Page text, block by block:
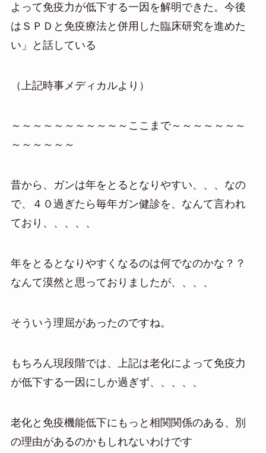
よって免疫力が低下する一因を解明できた。今後
はＳＰＤと免疫療法と併用した臨床研究を進めた
い」と話している
（上記時事メディカルより）
～～～～～～～～～～～ここまで～～～～～～～
～～～～～～
昔から、ガンは年をとるとなりやすい、、、なの
で、４０過ぎたら毎年ガン健診を、なんて言われ
ており、、、、、
年をとるとなりやすくなるのは何でなのかな？？
なんて漠然と思っておりましたが、、、、
そういう理屈があったのですね。
もちろん現段階では、上記は老化によって免疫力
が低下する一因にしか過ぎず、、、、、
老化と免疫機能低下にもっと相関関係のある、別
の理由があるのかもしれないわけです